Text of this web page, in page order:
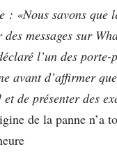
: «Nous savons que
messages sur
l’un des porte-
avant d’affirmer
de présenter des
de la panne n’a